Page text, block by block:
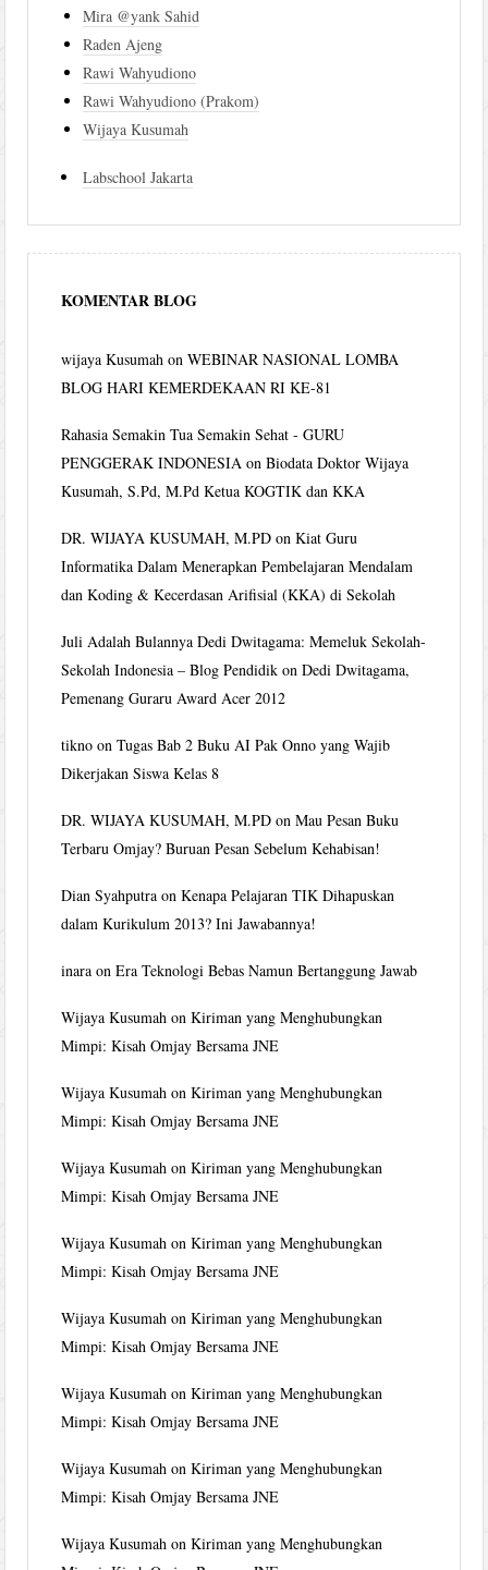
Mira @yank Sahid
Raden Ajeng
Rawi Wahyudiono
Rawi Wahyudiono (Prakom)
Wijaya Kusumah
Labschool Jakarta
KOMENTAR BLOG
wijaya Kusumah onWEBINAR NASIONAL LOMBA
BLOG HARI KEMERDEKAAN RI KE-81
Rahasia Semakin Tua Semakin Sehat - GURU
PENGGERAK INDONESIA onBiodata Doktor Wijaya
Kusumah, S.Pd, M.Pd Ketua KOGTIK dan KKA
DR. WIJAYA KUSUMAH, M.PD onKiat Guru
Informatika Dalam Menerapkan Pembelajaran Mendalam
dan Koding & Kecerdasan Arifisial (KKA) di Sekolah
Juli Adalah Bulannya Dedi Dwitagama: Memeluk Sekolah-
Sekolah Indonesia – Blog Pendidik onDedi Dwitagama,
Pemenang Guraru Award Acer 2012
tikno onTugas Bab 2 Buku AI Pak Onno yang Wajib
Dikerjakan Siswa Kelas 8
DR. WIJAYA KUSUMAH, M.PD onMau Pesan Buku
Terbaru Omjay? Buruan Pesan Sebelum Kehabisan!
Dian Syahputra onKenapa Pelajaran TIK Dihapuskan
dalam Kurikulum 2013? Ini Jawabannya!
inara onEra Teknologi Bebas Namun Bertanggung Jawab
Wijaya Kusumah onKiriman yang Menghubungkan
Mimpi: Kisah Omjay Bersama JNE
Wijaya Kusumah onKiriman yang Menghubungkan
Mimpi: Kisah Omjay Bersama JNE
Wijaya Kusumah onKiriman yang Menghubungkan
Mimpi: Kisah Omjay Bersama JNE
Wijaya Kusumah onKiriman yang Menghubungkan
Mimpi: Kisah Omjay Bersama JNE
Wijaya Kusumah onKiriman yang Menghubungkan
Mimpi: Kisah Omjay Bersama JNE
Wijaya Kusumah onKiriman yang Menghubungkan
Mimpi: Kisah Omjay Bersama JNE
Wijaya Kusumah onKiriman yang Menghubungkan
Mimpi: Kisah Omjay Bersama JNE
Wijaya Kusumah onKiriman yang Menghubungkan